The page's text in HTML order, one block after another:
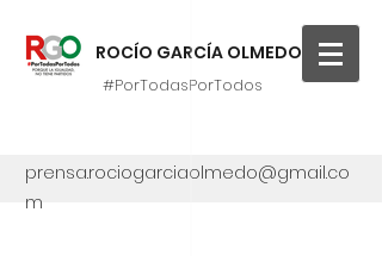
#PorTodasPorTodos
prensa.rociogarciaolmedo@gmail.co
m
ROCÍO GARCÍA OLMEDO